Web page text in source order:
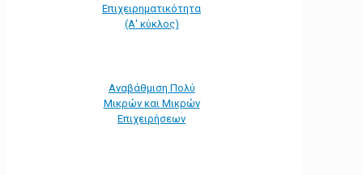
Επιχειρηματικότητα
(Α' κύκλος)
Αναβάθμιση Πολύ
Μικρών και Μικρών
Επιχειρήσεων